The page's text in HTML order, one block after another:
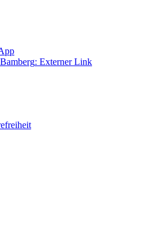
: Externer Link